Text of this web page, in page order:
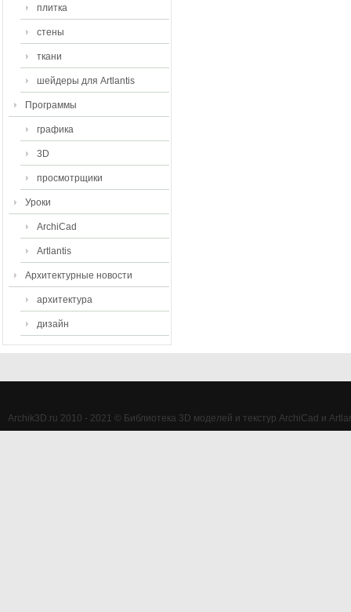
плитка
стены
ткани
шейдеры для Artlantis
Программы
графика
3D
просмотрщики
Уроки
ArchiCad
Artlantis
Архитектурные новости
архитектура
дизайн
Archik3D.ru 2010 - 2021 © Библиотека 3D моделей и текстур ArchiCad и